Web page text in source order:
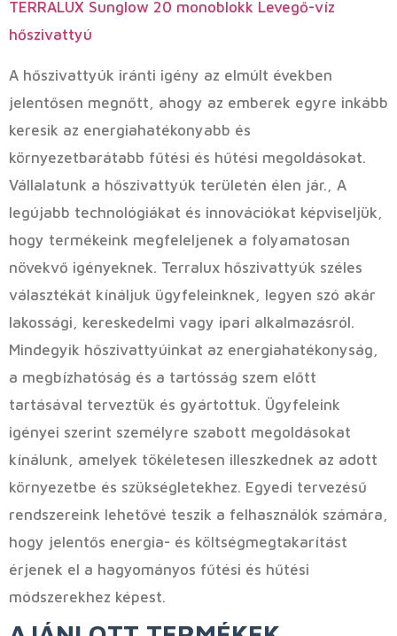
TERRALUX Sunglow 20 monoblokk Levegő-víz
hőszivattyú
A hőszivattyúk iránti igény az elmúlt években
jelentősen megnőtt, ahogy az emberek egyre inkább
keresik az energiahatékonyabb és
környezetbarátabb fűtési és hűtési megoldásokat.
Vállalatunk a hőszivattyúk területén élen jár., A
legújabb technológiákat és innovációkat képviseljük,
hogy termékeink megfeleljenek a folyamatosan
növekvő igényeknek. Terralux hőszivattyúk széles
választékát kínáljuk ügyfeleinknek, legyen szó akár
lakossági, kereskedelmi vagy ipari alkalmazásról.
Mindegyik hőszivattyúinkat az energiahatékonyság,
a megbízhatóság és a tartósság szem előtt
tartásával terveztük és gyártottuk. Ügyfeleink
igényei szerint személyre szabott megoldásokat
kínálunk, amelyek tökéletesen illeszkednek az adott
környezetbe és szükségletekhez. Egyedi tervezésű
rendszereink lehetővé teszik a felhasználók számára,
hogy jelentős energia- és költségmegtakarítást
érjenek el a hagyományos fűtési és hűtési
módszerekhez képest.